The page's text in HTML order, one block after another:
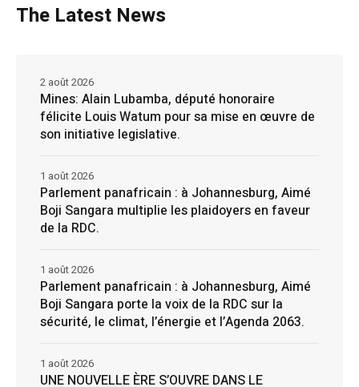
The Latest News
Mines: Alain Lubamba, député honoraire
félicite Louis Watum pour sa mise en œuvre de
son initiative legislative.
2 août 2026
Parlement panafricain : à Johannesburg, Aimé
Boji Sangara multiplie les plaidoyers en faveur
de la RDC.
1 août 2026
Parlement panafricain : à Johannesburg, Aimé
Boji Sangara porte la voix de la RDC sur la
sécurité, le climat, l’énergie et l’Agenda 2063.
1 août 2026
UNE NOUVELLE ÈRE S’OUVRE DANS LE
1 août 2026